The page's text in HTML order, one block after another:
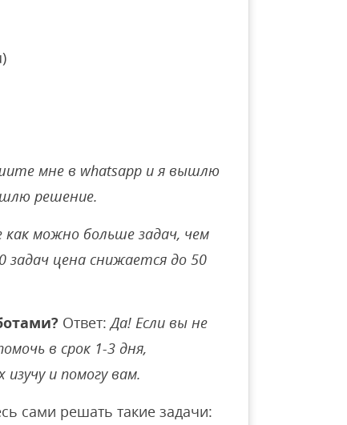
мне в whatsapp и я вышлю
решение.
как можно больше задач, чем
цена снижается до 50
Ответ:Да! Если вы не
в срок 1-3 дня,
и помогу вам.
сами решать такие задачи: